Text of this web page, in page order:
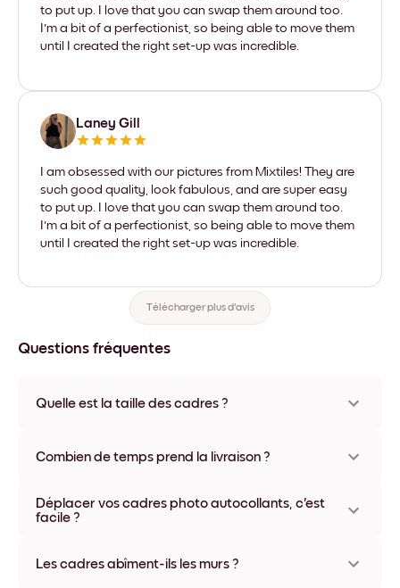
to put up. I love that you can swap them around too.
I'm a bit of a perfectionist, so being able to move them
until I created the right set-up was incredible.
Laney Gill
I am obsessed with our pictures from Mixtiles! They are
such good quality, look fabulous, and are super easy
to put up. I love that you can swap them around too.
I'm a bit of a perfectionist, so being able to move them
until I created the right set-up was incredible.
Télécharger plus d'avis
Questions fréquentes
Quelle est la taille des cadres ?
Plusieurs matériaux et coloris disponibles, y compris sans
Combien de temps prend la livraison ?
généralement une semaine. Livraison express possible dans
certains pays. Un numéro de suivi accompagne chaque
Déplacer vos cadres photo autocollants, c'est
facile ?
l'infini, sans abîmer vos murs.
Les cadres abîment-ils les murs ?